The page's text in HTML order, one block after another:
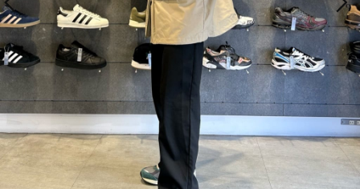
アディダス ピックアップ
ライフスタイルランニング
その他
すべてのウェア
すべてのバッグ
アディダス ピックアップ
ライフスタイルランニング
アンダーウェア
水着
すべてのウェア
すべてのバッグ